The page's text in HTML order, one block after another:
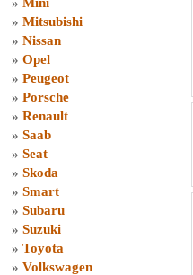
» Mitsubishi
» Nissan
» Opel
» Peugeot
» Porsche
» Renault
» Saab
» Seat
» Skoda
» Smart
» Subaru
» Suzuki
» Toyota
» Volkswagen